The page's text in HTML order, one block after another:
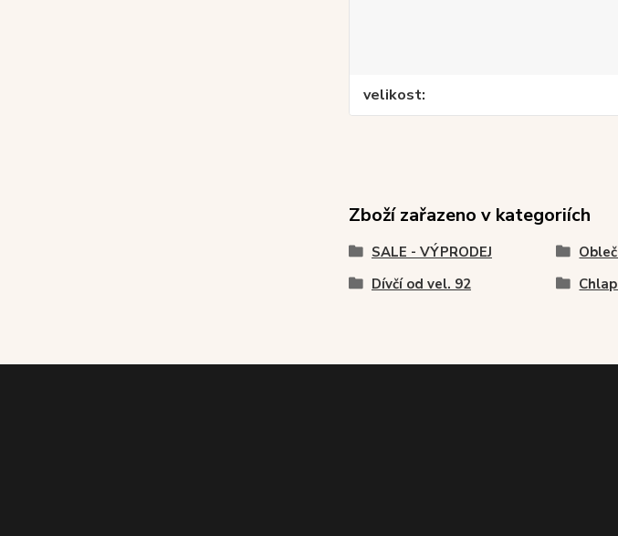
velikost
Zboží zařazeno v kategoriích
SALE - VÝPRODEJ
Dívčí od vel. 92